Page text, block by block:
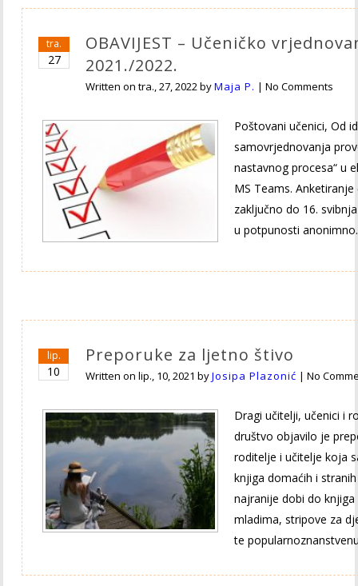
tra.
27
OBAVIJEST – Učeničko
2021./2022.
Written ontra., 27, 2022byMaja P. |No Comments
Poštovani učenici, Od
samovrjednovanja
nastavnog procesa“ u
MS Teams.
zaključno do 16.
u potpunosti
lip.
10
Preporuke za ljetno štivo
Written onlip., 10, 2021 byJosipa Plazonić |No
Dragi učitelji, učenici i
društvo objavilo je
roditelje i učitelje koja
knjiga domaćih i
najranije dobi do
mladima, stripove za
te